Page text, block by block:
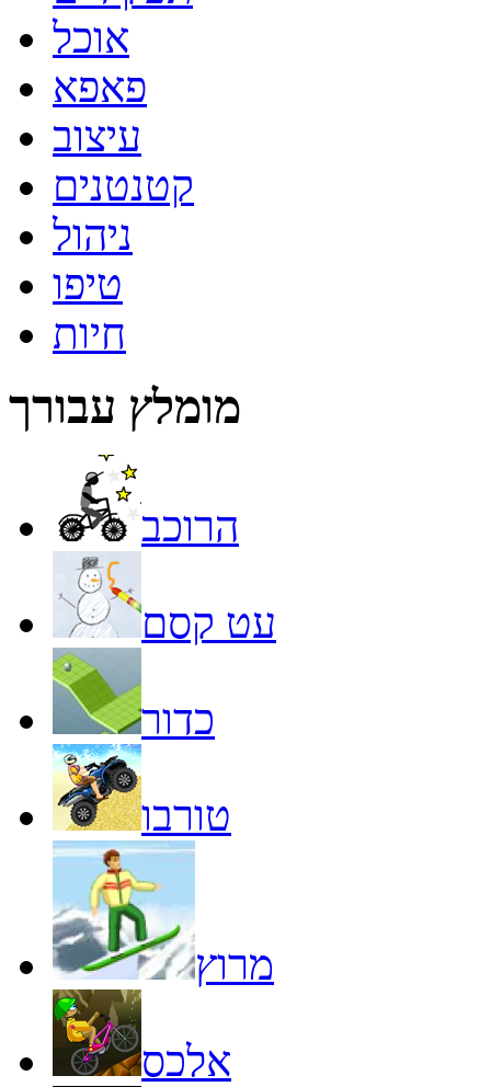
אוכל
פאפא
עיצוב
קטנטנים
ניהול
טיפו
חיות
מומלץ עבורך
הרוכב
עט קסם
כדור
טורבו
מרוץ
אלכס